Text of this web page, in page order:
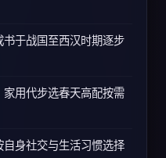
于战国至西汉时期逐步
用代步选春天高配按需
身社交与生活习惯选择